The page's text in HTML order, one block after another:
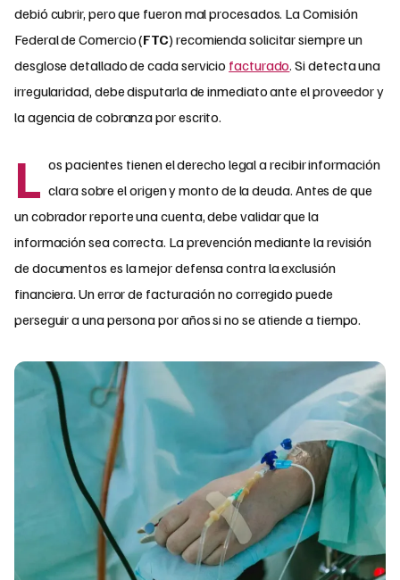
debió cubrir, pero que fueron mal procesados. La Comisión
Federal de Comercio (FTC) recomienda solicitar siempre un
desglose detallado de cada servicio facturado. Si detecta una
irregularidad, debe disputarla de inmediato ante el proveedor y
la agencia de cobranza por escrito.
L os pacientes tienen el derecho legal a recibir información
clara sobre el origen y monto de la deuda. Antes de que
un cobrador reporte una cuenta, debe validar que la
información sea correcta. La prevención mediante la revisión
de documentos es la mejor defensa contra la exclusión
financiera. Un error de facturación no corregido puede
perseguir a una persona por años si no se atiende a tiempo.